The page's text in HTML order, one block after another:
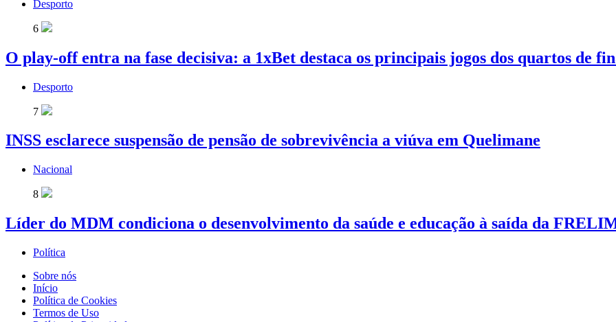
Desporto
6
O play-off entra na fase decisiva: a 1xBet destaca os principais jogos dos quartos de
Desporto
7
INSS esclarece suspensão de pensão de sobrevivência a viúva em Quelimane
Nacional
8
Líder do MDM condiciona o desenvolvimento da saúde e educação à saída da
Política
Sobre nós
Início
Política de Cookies
Termos de Uso